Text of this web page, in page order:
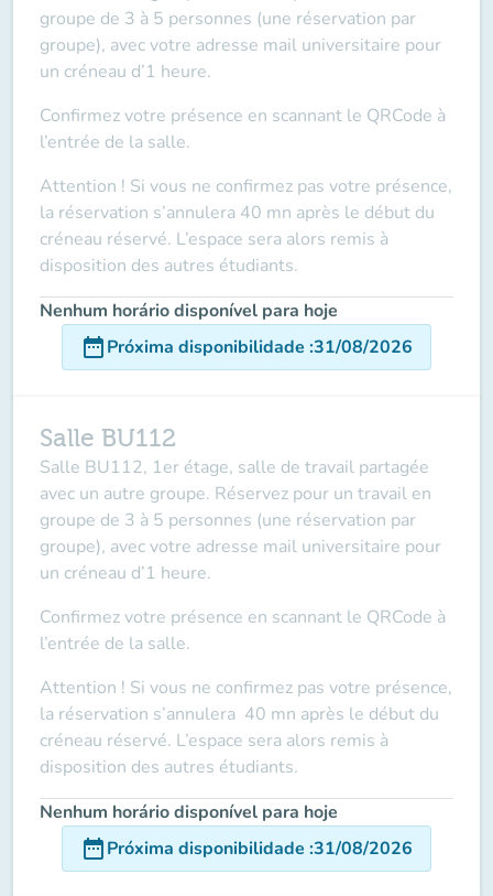
groupe de 3 à 5 personnes (une réservation par
groupe), avec votre adresse mail universitaire pour
un créneau d’1 heure.
Confirmez votre présence en scannant le QRCode à
l’entrée de la salle.
Attention ! Si vous ne confirmez pas votre présence,
la réservation s’annulera 40 mn après le début du
créneau réservé. L’espace sera alors remis à
disposition des autres étudiants.
Nenhum horário disponível para hoje
date_rangePróxima disponibilidade :31/08/2026
Salle BU112
Salle BU112, 1er étage, salle de travail partagée
avec un autre groupe. Réservez pour un travail en
groupe de 3 à 5 personnes (une réservation par
groupe), avec votre adresse mail universitaire pour
un créneau d’1 heure.
Confirmez votre présence en scannant le QRCode à
l’entrée de la salle.
Attention ! Si vous ne confirmez pas votre présence,
la réservation s’annulera 40 mn après le début du
créneau réservé. L’espace sera alors remis à
disposition des autres étudiants.
Nenhum horário disponível para hoje
date_rangePróxima disponibilidade :31/08/2026